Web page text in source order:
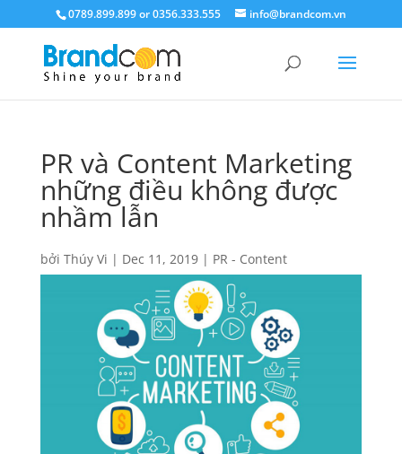
0789.899.899 or 0356.333.555 info@brandcom.vn
PR và Content Marketing
những điều không được
nhầm lẫn
bởi Thúy Vi | Dec 11, 2019| PR - Content